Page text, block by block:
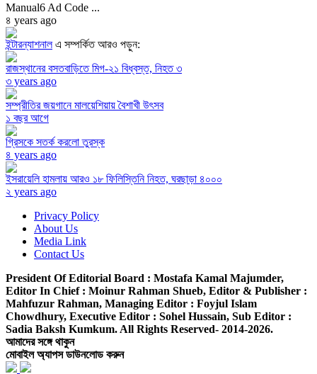
Manual6 Ad Code ...
৪ years ago
ইন্টারন্যাশনালএ সম্পর্কিত আরও পড়ুন:
রাজস্থানের বসতবাড়িতে মিগ-২১ বিধ্বস্ত, নিহত ৩
৩ years ago
সম্প্রীতির জয়গানে মালয়েশিয়ায় বৈশাখী উৎসব
১ বছর আগে
গ্রিসকে সতর্ক করলো তুরস্ক
৪ years ago
ইসরায়েলি হামলায় আরও ১৮ ফিলিস্তিনি নিহত, ঘরছাড়া ৪০০০
২ years ago
Privacy Policy
About Us
Media Link
Contact Us
President Of Editorial Board : Mostafa Kamal Majumder,
Editor In Chief : Moinur Rahman Shueb, Editor & Publisher :
Mahfuzur Rahman, Managing Editor : Foyjul Islam
Chowdhury, Executive Editor : Sohel Hussain, Sub Editor :
Sadia Baksh Kumkum. All Rights Reserved- 2014-2026.
আমাদের সঙ্গে থাকুন
মোবাইল অ্যাপস ডাউনলোড করুন